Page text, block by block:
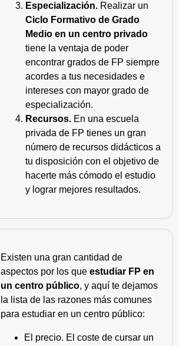
Especialización. Realizar un
Ciclo Formativo de Grado
Medio en un centro privado
tiene la ventaja de poder
encontrar grados de FP siempre
acordes a tus necesidades e
intereses con mayor grado de
especialización.
Recursos. En una escuela
privada de FP tienes un gran
número de recursos didácticos a
tu disposición con el objetivo de
hacerte más cómodo el estudio
y lograr mejores resultados.
Existen una gran cantidad de
aspectos por los que estudiar FP en
un centro público, y aquí te dejamos
la lista de las razones más comunes
para estudiar en un centro público:
El precio. El coste de cursar un